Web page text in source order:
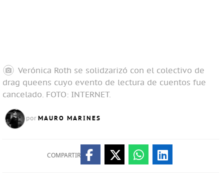
Verónica Roth se solidzarizó con el colectivo de
drag queens cuyo evento de lectura de cuentos fue
cancelado. FOTO: INTERNET.
por MAURO MARINES
COMPARTIR